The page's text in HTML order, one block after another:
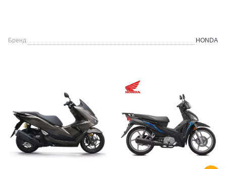
Бренд HONDA